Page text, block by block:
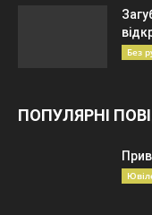
Без
ПОПУЛЯРНІ